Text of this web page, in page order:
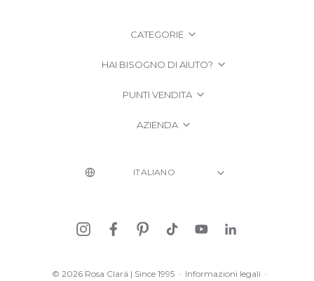
CATEGORIE
HAI BISOGNO DI AIUTO?
PUNTI VENDITA
AZIENDA
© 2026 Rosa Clará | Since 1995 · Informazioni legali ·